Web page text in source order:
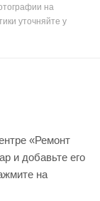
на
уточняйте у
«Ремонт
и добавьте его
на